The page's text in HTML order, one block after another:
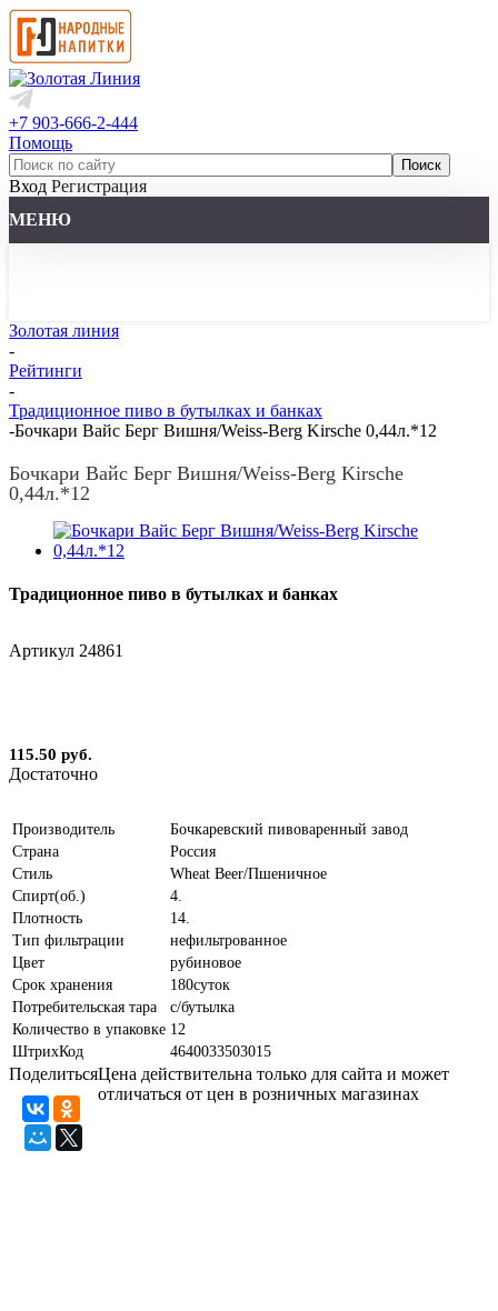
+7 903-666-2-444
Помощь
Вход Регистрация
МЕНЮ
Золотая линия
-
Рейтинги
-
Традиционное пиво в бутылках и банках
-Бочкари Вайс Берг Вишня/Weiss-Berg Kirsche 0,44л.*12
Бочкари Вайс Берг Вишня/Weiss-Berg Kirsche
0,44л.*12
Традиционное пиво в бутылках и банках
Артикул 24861
115.50 руб.
Достаточно
Производитель
Бочкаревский пивоваренный завод
Страна
Россия
Стиль
Wheat Beer/Пшеничное
Спирт(об.)
4.
Плотность
14.
Тип фильтрации
нефильтрованное
Цвет
рубиновое
Срок хранения
180суток
Потребительская тара
с/бутылка
Количество в упаковке 12
ШтрихКод
4640033503015
ПоделитьсяЦена действительна только для сайта и может
отличаться от цен в розничных магазинах